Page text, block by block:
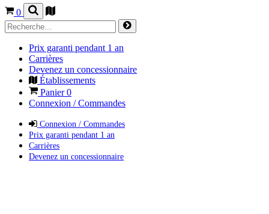
0
Prix garanti pendant 1 an
Carrières
Devenez un concessionnaire
Établissements
Panier0
Connexion / Commandes
Connexion / Commandes
Prix garanti pendant 1 an
Carrières
Devenez un concessionnaire